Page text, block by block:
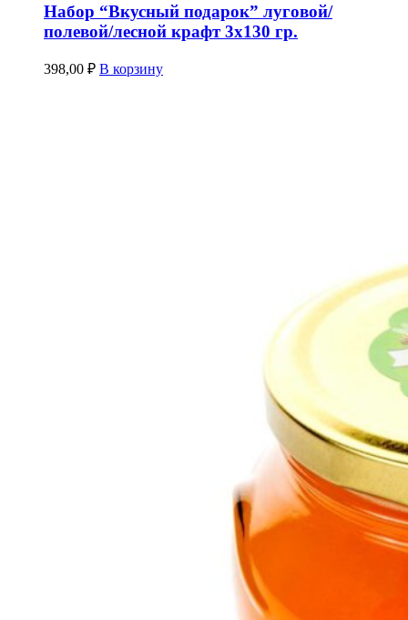
Набор “Вкусный подарок” луговой/
полевой/лесной крафт 3х130 гр.
398,00 ₽ В корзину